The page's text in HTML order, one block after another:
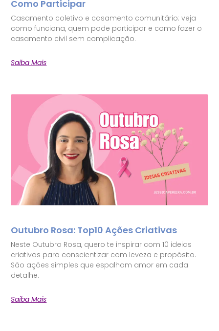
Como Participar
Casamento coletivo e casamento comunitário: veja
como funciona, quem pode participar e como fazer o
casamento civil sem complicação.
Saiba Mais
Outubro Rosa: Top10 Ações Criativas
Neste Outubro Rosa, quero te inspirar com 10 ideias
criativas para conscientizar com leveza e propósito.
São ações simples que espalham amor em cada
detalhe.
Saiba Mais